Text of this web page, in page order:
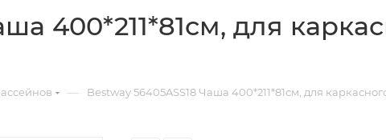
400*211*81см, для
— Bestway 56405ASS18 Чаша 400*211*81см, для